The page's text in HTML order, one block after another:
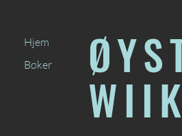
Hjem
Bøker
WIIK